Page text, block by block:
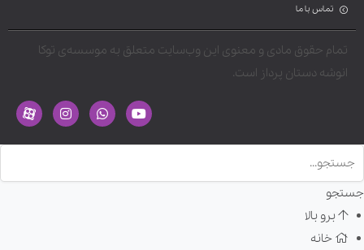
تماس با ما
تمام حقوق مادی و معنوی این وب‌سایت متعلق به موسسه‌ی توکا
انوشه دستان پرداز است.
جستجو
برو بالا
خانه